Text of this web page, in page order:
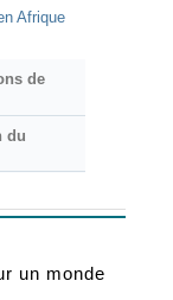
Afrique
de
du